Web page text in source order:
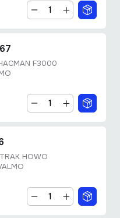
F3000
HOWO